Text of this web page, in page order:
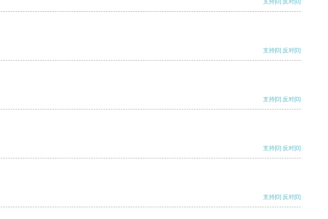
支持 [0] 反对 [0]
支持[0] 反对[0]
支持[0] 反对[0]
支持[0] 反对[0]
支持[0] 反对[0]